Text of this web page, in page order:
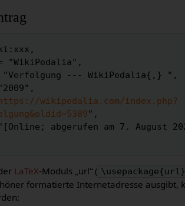
wikipedalia.com/index.php?
",
LaTeX-Moduls „url“ ( \usepackage{url}
formatierte Internetadresse ausgibt,